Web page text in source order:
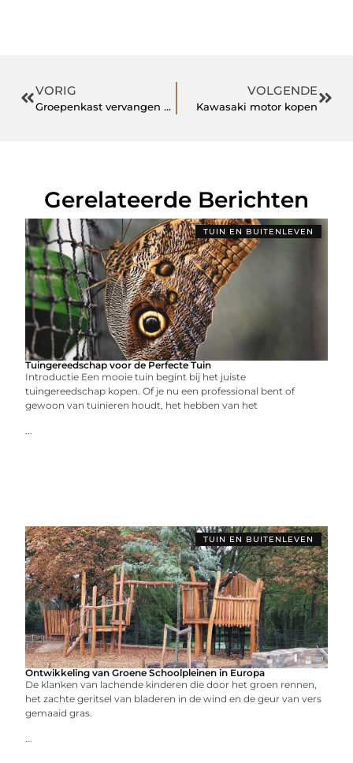
VORIG
Groepenkast vervangen Amsterdam
VOLGENDE
Kawasaki motor kopen
Gerelateerde Berichten
TUIN EN BUITENLEVEN
Tuingereedschap voor de Perfecte Tuin
Introductie Een mooie tuin begint bij het juiste
tuingereedschap kopen. Of je nu een professional bent of
gewoon van tuinieren houdt, het hebben van het
...
TUIN EN BUITENLEVEN
Ontwikkeling van Groene Schoolpleinen in Europa
De klanken van lachende kinderen die door het groen rennen,
het zachte geritsel van bladeren in de wind en de geur van vers
gemaaid gras.
...